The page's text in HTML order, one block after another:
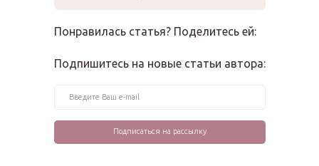
Понравилась статья? Поделитесь ей:
Подпишитесь на новые статьи автора: